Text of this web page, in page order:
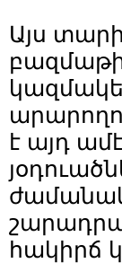
Այս
է այդ
հակիրճ